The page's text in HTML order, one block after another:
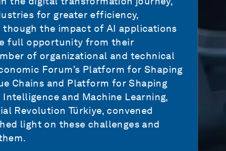
for greater efficiency,
the impact of AI applications
full opportunity from their
of organizational and technical
Forum’s Platform for Shaping
Chains and Platform for Shaping
and Machine Learning,
Revolution Türkiye, convened
light on these challenges and